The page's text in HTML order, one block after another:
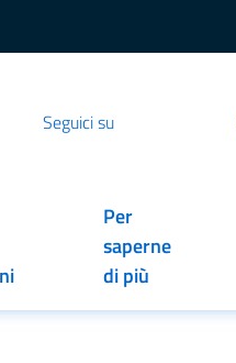
Seguici su
Per
saperne
di più